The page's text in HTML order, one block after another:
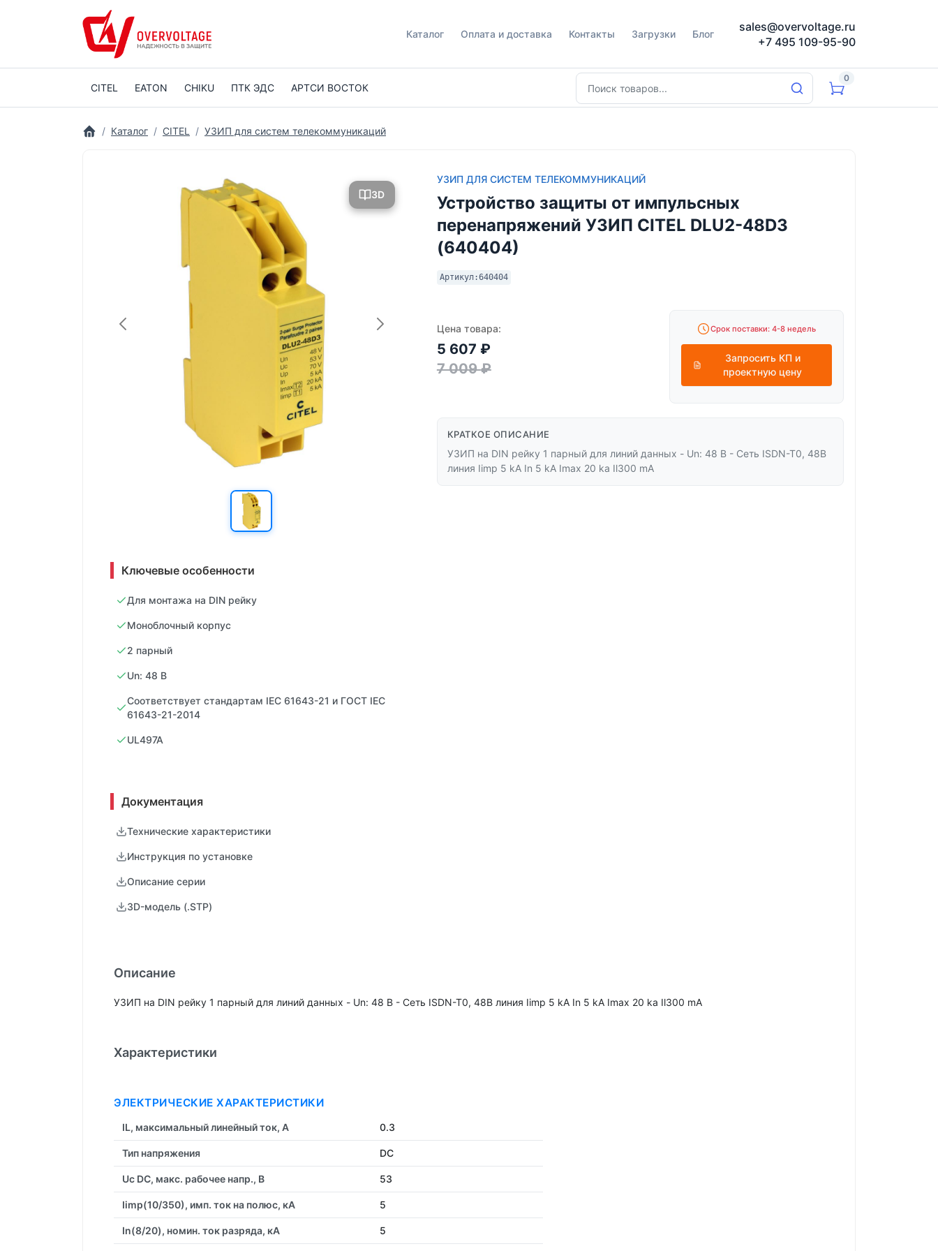
Каталог Оплата и доставка Контакты Загрузки Блог
sales@overvoltage.ru
+7 495 109-95-90
CITEL EATON CHIKU ПТК ЭДС АРТСИ ВОСТОК
0
Каталог CITEL УЗИП для систем телекоммуникаций
3D
Ключевые особенности
Для монтажа на DIN рейку
Моноблочный корпус
2 парный
Un: 48 В
Соответствует стандартам IEC 61643-21 и ГОСТ IEC
61643-21-2014
UL497A
Документация
Технические характеристики
Инструкция по установке
Описание серии
3D-модель (.STP)
УЗИП ДЛЯ СИСТЕМ ТЕЛЕКОММУНИКАЦИЙ
Устройство защиты от импульсных
перенапряжений УЗИП CITEL DLU2-48D3
(640404)
Артикул:640404
Цена товара:
5 607 ₽
7 009₽
Срок поставки: 4-8 недель
Запросить КП и
проектную цену
КРАТКОЕ ОПИСАНИЕ
УЗИП на DIN рейку 1 парный для линий данных - Un: 48 В - Сеть ISDN-T0, 48В
линия Iimp 5 kA In 5 kA Imax 20 ka Il300 mA
Описание
УЗИП на DIN рейку 1 парный для линий данных - Un: 48 В - Сеть ISDN-T0, 48В линия Iimp 5 kA In 5 kA Imax 20 ka Il300 mA
Характеристики
ЭЛЕКТРИЧЕСКИЕ ХАРАКТЕРИСТИКИ
IL, максимальный линейный ток, А 0.3
Тип напряжения DC
Uc DC, макс. рабочее напр., В 53
Iimp(10/350), имп. ток на полюс, кА 5
In(8/20), номин. ток разряда, кА 5